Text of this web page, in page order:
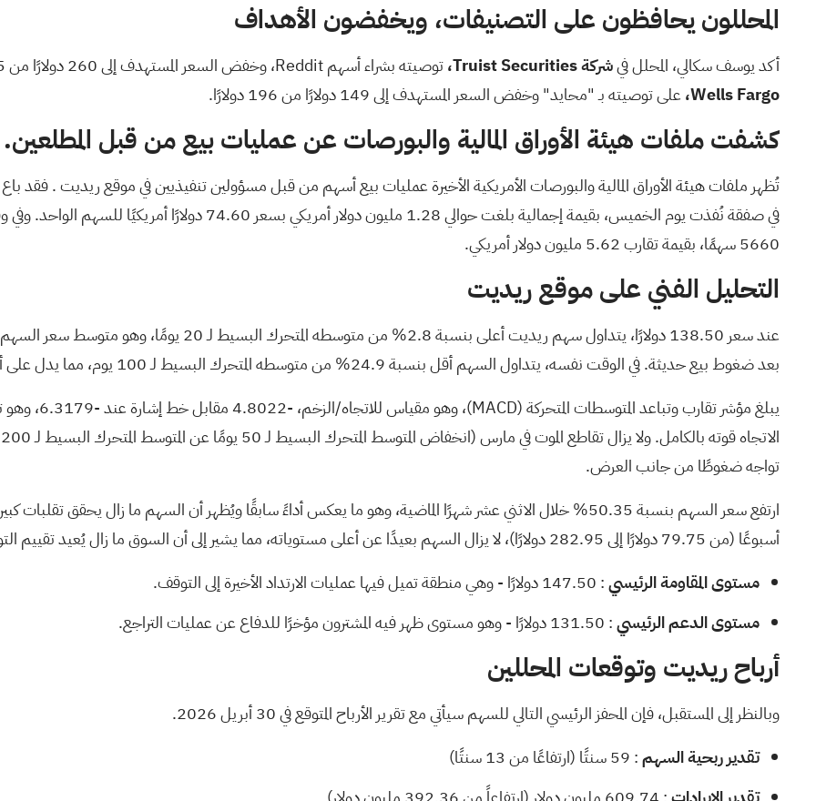
المحللون يحافظون على التصنيفات، ويخفضون الأهداف
أكد يوسف سكالي، المحلل فيشركة Truist Securities،
توصيته بشراء أسهم Reddit، وخفض السعر المستهدف إلى 260 دولارًا من 275 دولارًا. في المقابل، أبقى أليك بروندولو، المحلل في
Wells Fargo، على توصيته بـ "محايد" وخفض السعر المستهدف إلى 149 دولارًا من 196 دولارًا.
كشفت ملفات هيئة الأوراق المالية والبورصات عن عمليات بيع من قبل المطلعين.
تُظهر ملفات هيئة الأوراق المالية والبورصات الأمريكية الأخيرةعمليات بيع أسهم من قبل مسؤولين تنفيذيين في موقع ريديت. فقد
في صفقة نُفذت يوم الخميس، بقيمة إجمالية بلغتحوالي 1.28 مليون دولار أمريكي بسعر 74.60 دولارًا أمريكيًا للسهم الواحد.
وفي
5660 سهمًا، بقيمة تقارب 5.62 مليون دولار أمريكي.
التحليل الفني على موقع ريديت
بعد ضغوط بيع حديثة. في الوقت نفسه، يتداول السهم أقل بنسبة 24.9% من متوسطه المتحرك البسيط لـ 100 يوم، مما يدل على أن الاتجاه المتوسط لا يزال هابطًا.
يبلغ مؤشر تقارب وتباعد المتوسطات المتحركة(MACD)
، وهو
تواجه ضغوطًا من جانب العرض.
أسبوعًا (من 79.75 دولارًا إلى 282.95 دولارًا)، لا يزال السهم بعيدًا عن أعلى مستوياته، مما يشير إلى أن السوق ما زال يُعيد تقييم التوقعات بعد ذروة العام الماضي.
مستوى المقاومة الرئيسي: 147.50 دولارًا - وهي منطقة تميل فيها عمليات الارتداد الأخيرة إلى التوقف.
مستوى الدعم الرئيسي: 131.50 دولارًا - وهو مستوى ظهر فيه المشترون مؤخرًا للدفاع عن عمليات التراجع.
أرباح ريديت وتوقعات المحللين
وبالنظر إلى المستقبل، فإن المحفز الرئيسي التالي للسهم سيأتي مع تقرير الأرباح المتوقع في 30 أبريل 2026.
تقدير ربحية السهم: 59 سنتًا (ارتفاعًا من 13 سنتًا)